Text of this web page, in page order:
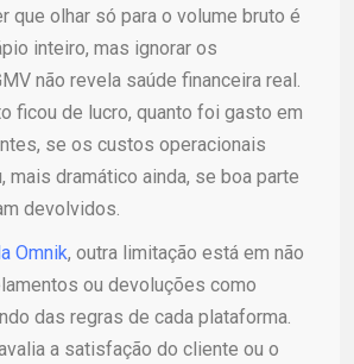
que olhar só para o volume bruto é
inteiro, mas ignorar os
não revela saúde financeira real.
ficou de lucro, quanto foi gasto em
se os custos operacionais
mais dramático ainda, se boa parte
devolvidos.
Omnik, outra limitação está em não
ou devoluções como
das regras de cada plataforma.
a satisfação do cliente ou o